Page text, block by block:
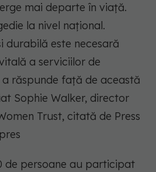
mai departe în viață.
la nivel național.
durabilă este necesară
a serviciilor de
răspunde față de această
Sophie Walker, director
Trust, citată de Press
de persoane au participat